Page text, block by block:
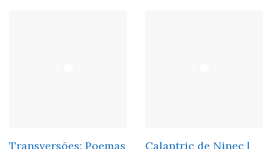
Transversões: Poemas
Calantriç de Nineç |